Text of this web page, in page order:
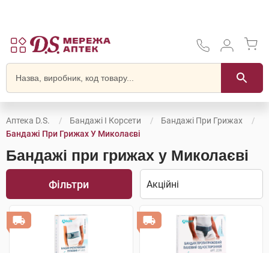
Аптека D.S. Бандажі І Корсети
Бандажі При Грижах
Бандажі При Грижах У Миколаєві
Бандажі при грижах у Миколаєві
Фільтри